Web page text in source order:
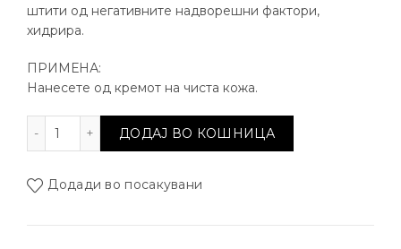
штити од негативните надворешни фактори,
хидрира.
ПРИМЕНА:
Нанесете од кремот на чиста кожа.
Регенеративна крема за раце со екстракт од Алое
ДОДАЈ ВО КОШНИЦА
Додади во посакувани